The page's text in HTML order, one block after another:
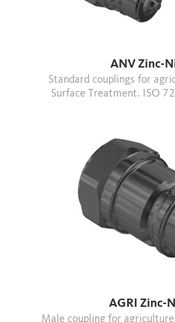
ANV Zinc-
Standard couplings for agriculture, Zinc-Nickel
Surface Treatment. ISO
AGRI Zinc-
Male coupling for agriculture, Zinc-Nickel Surface